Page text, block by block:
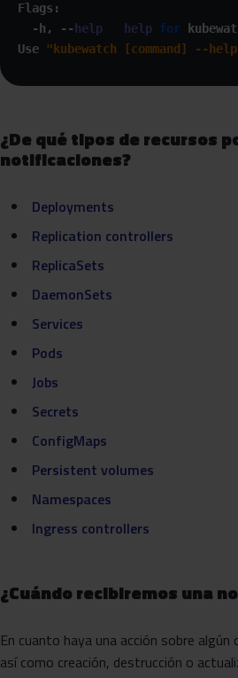
Flags:
  -h, --
help help for
Use
"kubewatch [command] --
¿De qué tipos de recursos
notificaciones?
Deployments
Replication controllers
ReplicaSets
DaemonSets
Services
Pods
Jobs
Secrets
ConfigMaps
Persistent volumes
Namespaces
Ingress controllers
¿Cuándo recibiremos una
En cuanto haya una acción sobre
así como creación, destrucción o